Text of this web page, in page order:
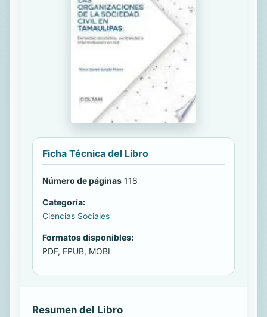
Ficha Técnica del Libro
Número de páginas 118
Categoría:
Ciencias Sociales
Formatos disponibles:
PDF, EPUB, MOBI
Resumen del Libro